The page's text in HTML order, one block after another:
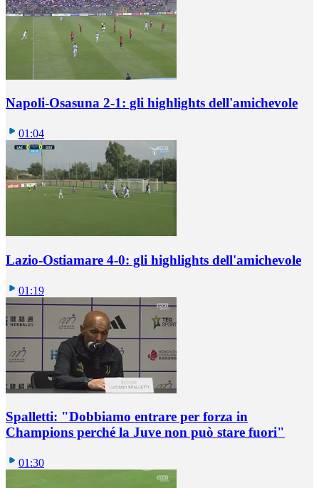
Napoli-Osasuna 2-1: gli highlights dell'amichevole
01:04
Lazio-Ostiamare 4-0: gli highlights dell'amichevole
01:19
Spalletti: "Dobbiamo entrare per forza in
Champions perché la Juve non può stare fuori"
01:30